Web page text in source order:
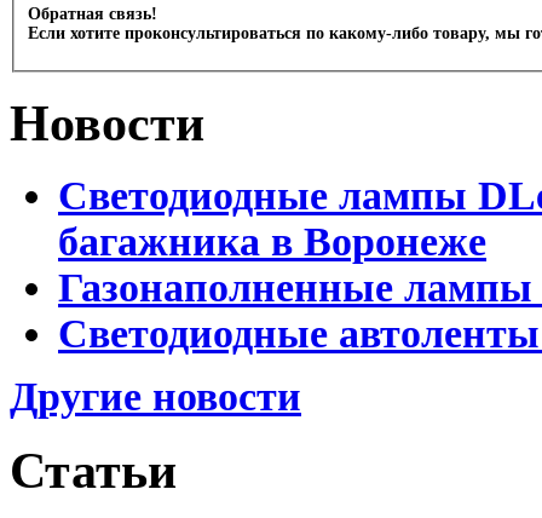
Обратная связь!
Если хотите проконсультироваться по какому-либо товару, мы
Новости
Светодиодные лампы
багажника в Воронеже
Газонаполненные
Светодиодные
Другие новости
Статьи